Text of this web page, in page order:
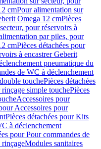
cmPour alimentation sur
Omega 12 cmPièces
pour réservoirs à
par piles, pour
cmPièces détachées pour
à encastrer Geberit
pneumatique du
de WC à déclenchement
touchePièces détachées
rinçage simple touchePièces
Accessoires pour
Accessoires pour
Pièces détachées pour Kits
à déclenchement
pour Pour commandes de
rinçageModules sanitaires